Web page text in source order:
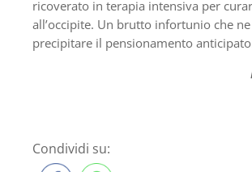
ricoverato in terapia intensiva per
all’occipite. Un brutto infortunio che
precipitare il pensionamento
Condividi su: